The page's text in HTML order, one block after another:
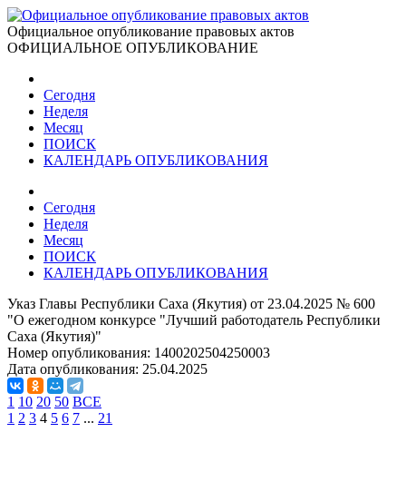
Официальное опубликование правовых актов
ОФИЦИАЛЬНОЕ ОПУБЛИКОВАНИЕ
Сегодня
Неделя
Месяц
ПОИСК
КАЛЕНДАРЬ ОПУБЛИКОВАНИЯ
Сегодня
Неделя
Месяц
ПОИСК
КАЛЕНДАРЬ ОПУБЛИКОВАНИЯ
Указ Главы Республики Саха (Якутия) от 23.04.2025 № 600
"О ежегодном конкурсе "Лучший работодатель Республики
Саха (Якутия)"
Номер опубликования: 1400202504250003
Дата опубликования: 25.04.2025
1 10 20 50 ВСЕ
1 2 3 4 5 6 7 ... 21